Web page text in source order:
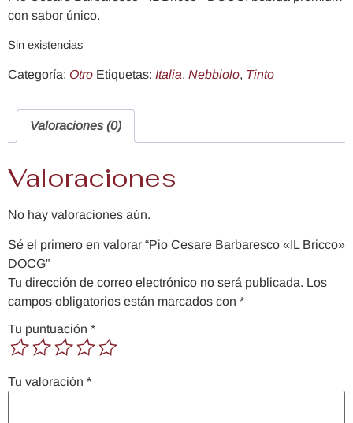
con sabor único.
Sin existencias
Categoría: Otro Etiquetas: Italia, Nebbiolo, Tinto
Valoraciones (0)
Valoraciones
No hay valoraciones aún.
Sé el primero en valorar “Pio Cesare Barbaresco «IL Bricco»
DOCG”
Tu dirección de correo electrónico no será publicada. Los
campos obligatorios están marcados con *
Tu puntuación *
Tu valoración *